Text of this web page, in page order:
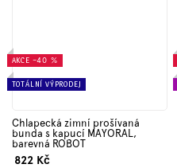
AKCE –40 %
TOTÁLNÍ VÝPRODEJ
Chlapecká zimní prošívaná
bunda s kapucí MAYORAL,
barevná ROBOT
822 Kč